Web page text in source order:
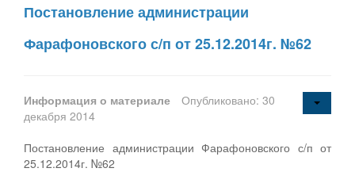
Постановление администрации
Фарафоновского с/п от 25.12.2014г. №62
Информация о материале
Опубликовано: 30
декабря 2014
Постановление администрации Фарафоновского с/п от
25.12.2014г. №62